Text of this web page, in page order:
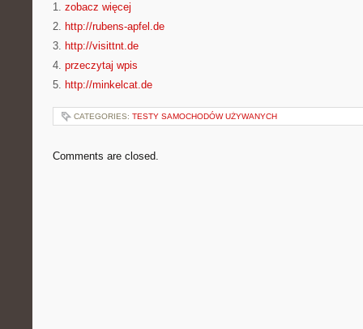
1. zobacz więcej
2. http://rubens-apfel.de
3. http://visittnt.de
4. przeczytaj wpis
5. http://minkelcat.de
CATEGORIES: TESTY SAMOCHODÓW UŻYWANYCH
Comments are closed.